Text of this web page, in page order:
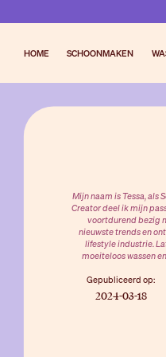
HOME SCHOONMAKEN
Mijn naam is Tessa, als
Creator deel ik mijn
voortdurend bezig
nieuwste trends en
lifestyle industrie.
moeiteloos wassen
Gepubliceerd op:
2024-03-18